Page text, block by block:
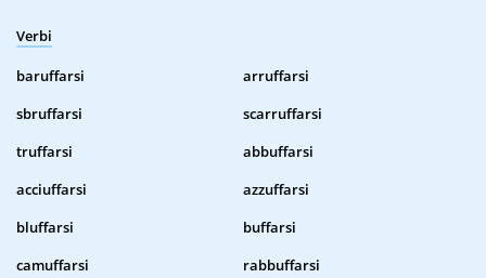
Verbi
baruffarsi
arruffarsi
sbruffarsi
scarruffarsi
truffarsi
abbuffarsi
acciuffarsi
azzuffarsi
bluffarsi
buffarsi
camuffarsi
rabbuffarsi